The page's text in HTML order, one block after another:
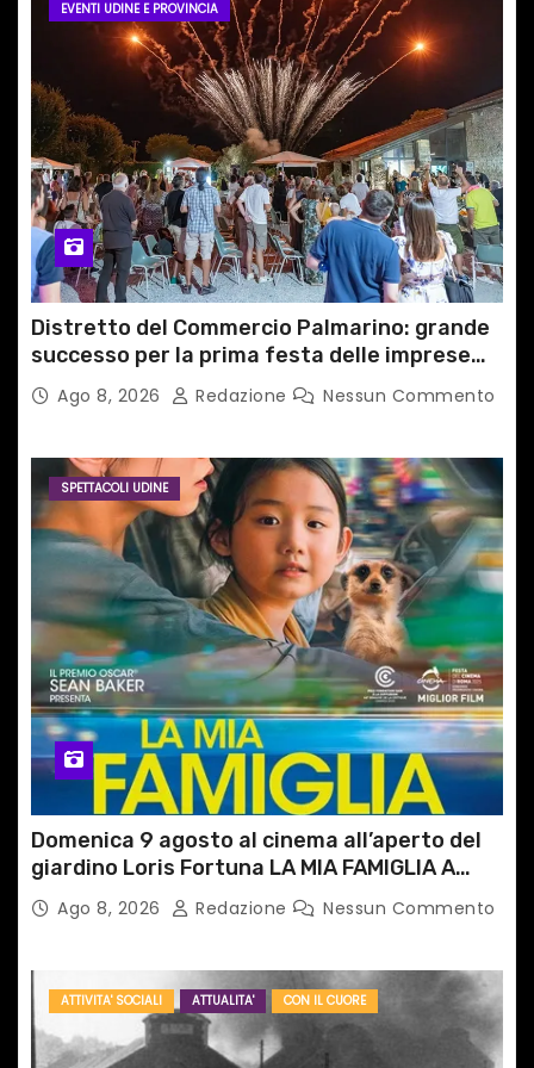
EVENTI UDINE E PROVINCIA
Distretto del Commercio Palmarino: grande
successo per la prima festa delle imprese
del territorio
Ago 8, 2026 Redazione Nessun Commento
SPETTACOLI UDINE
Domenica 9 agosto al cinema all’aperto del
giardino Loris Fortuna LA MIA FAMIGLIA A
TAIPEIAgo 8, 2026 Redazione Nessun Commento
ATTIVITA' SOCIALI ATTUALITA' CON IL CUORE